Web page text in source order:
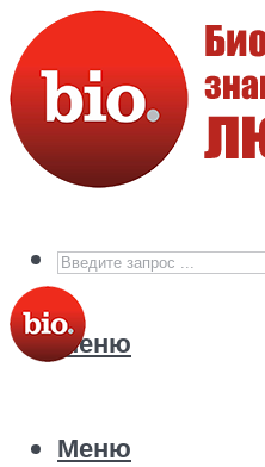
Меню
Меню